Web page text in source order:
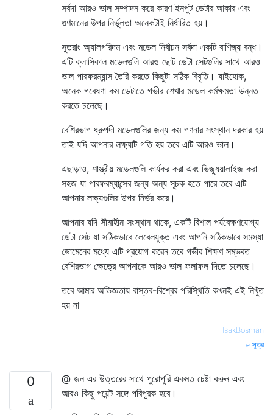
সর্বদা আরও ভাল সম্পাদন করে কারণ ইনপুট ডেটার আকার এবং
গুণমানের উপর নির্ভুলতা অনেকটাই নির্ধারিত হয়।
সুতরাং অ্যালগরিদম এবং মডেল নির্বাচন সর্বদা একটি বাণিজ্য বন্ধ।
এটি ক্লাসিকাল মডেলগুলি আরও ছোট ডেটা সেটগুলির সাথে আরও
ভাল পারফরম্যান্স তৈরি করতে কিছুটা সঠিক বিবৃতি। যাইহোক,
অনেক গবেষণা কম ডেটাতে গভীর শেখার মডেল কর্মক্ষমতা উন্নত
করতে চলেছে।
বেশিরভাগ ধ্রুপদী মডেলগুলির জন্য কম গণনার সংস্থান দরকার হয়
তাই যদি আপনার লক্ষ্যটি গতি হয় তবে এটি আরও ভাল।
এছাড়াও, শাস্ত্রীয় মডেলগুলি কার্যকর করা এবং ভিজ্যুয়ালাইজ করা
সহজ যা পারফরম্যান্সের জন্য অন্য সূচক হতে পারে তবে এটি
আপনার লক্ষ্যগুলির উপর নির্ভর করে।
আপনার যদি সীমাহীন সংস্থান থাকে, একটি বিশাল পর্যবেক্ষণযোগ্য
ডেটা সেট যা সঠিকভাবে লেবেলযুক্ত এবং আপনি সঠিকভাবে সমস্যা
ডোমেনের মধ্যে এটি প্রয়োগ করেন তবে গভীর শিক্ষণ সম্ভবত
বেশিরভাগ ক্ষেত্রে আপনাকে আরও ভাল ফলাফল দিতে চলেছে।
তবে আমার অভিজ্ঞতায় বাস্তব-বিশ্বের পরিস্থিতি কখনই এই নিখুঁত
হয় না
— IsakBosman
সূত্র
0
@ জন এর উত্তরের সাথে পুরোপুরি একমত চেষ্টা করুন এবং
আরও কিছু পয়েন্ট সঙ্গে পরিপূরক হবে।